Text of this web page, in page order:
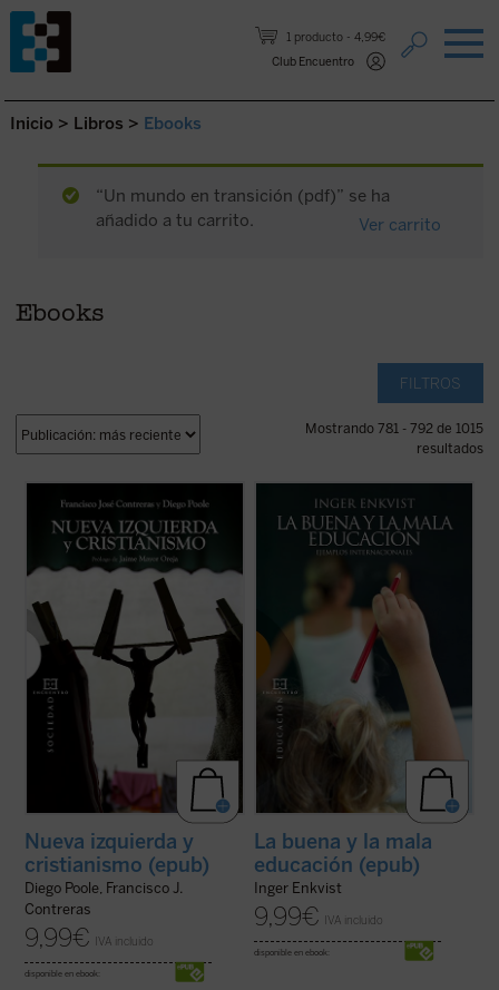
1 producto
4,99€
Club Encuentro
Saltar al contenido.
Inicio > Libros > Ebooks
“Un mundo en transición (pdf)” se ha
añadido a tu carrito.
Ver carrito
Ebooks
FILTROS
Mostrando 781 - 792 de 1015
resultados
La tesis central de este libro es que la
siglo XX en su programa clásico (el
socialismo), ha sustituido en el XXI la
revolución socio-económica por la moral-
cultural. Ideas y políticas como la ...(ver
Nueva izquierda y
cristianismo (epub)
Diego Poole, Francisco J.
Contreras
9,99€ IVA incluido
disponible en ebook:
El presente libro tiene el propósito de
explicar en qué consiste la buena calidad
educativa. Estudiando diversos sistemas
escolares, tanto con buenos como con
malos resultados, se muestran las razones
La buena y la mala
educación (epub)
Inger Enkvist
9,99€ IVA incluido
disponible en ebook: